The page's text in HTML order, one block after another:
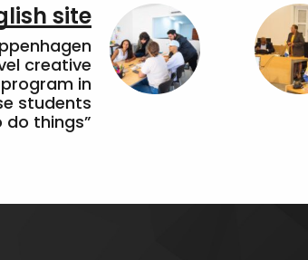
site
creative
in
students
things”